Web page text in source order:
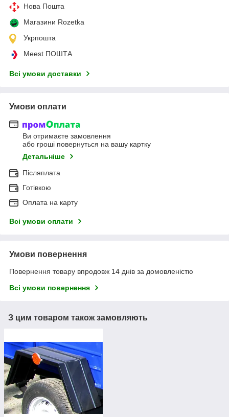
Нова Пошта
Магазини Rozetka
Укрпошта
Meest ПОШТА
Всі умови доставки
Умови оплати
Ви отримаєте замовлення
або гроші повернуться на вашу картку
Детальніше
Післяплата
Готівкою
Оплата на карту
Всі умови оплати
Умови повернення
Повернення товару впродовж 14 днів за домовленістю
Всі умови повернення
З цим товаром також замовляють